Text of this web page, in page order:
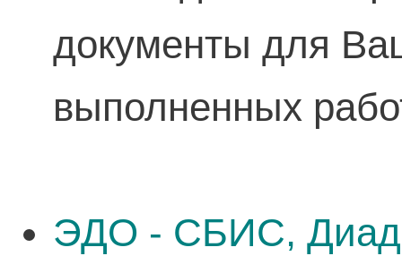
документы для
выполненных
ЭДО - СБИС,